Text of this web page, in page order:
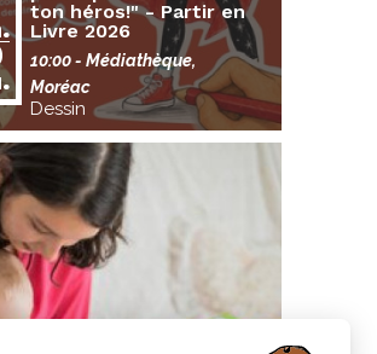
ton héros!" - Partir en
Livre 2026
10:00- Médiathèque,
Moréac
Dessin